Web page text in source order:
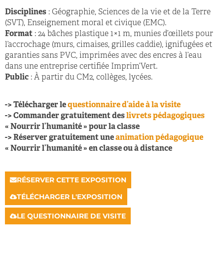
Disciplines : Géographie, Sciences de la vie et de la Terre
(SVT), Enseignement moral et civique (EMC).
Format : 24 bâches plastique 1×1 m, munies d’œillets pour
l’accrochage (murs, cimaises, grilles caddie), ignifugées et
garanties sans PVC, imprimées avec des encres à l’eau
dans une entreprise certifiée Imprim’Vert.
Public : À partir du CM2, collèges, lycées.
-> Télécharger lequestionnaire d’aide à la visite
-> Commander gratuitement deslivrets pédagogiques
« Nourrir l’humanité » pour la classe
-> Réserver gratuitement uneanimation pédagogique
« Nourrir l’humanité » en classe ou à distance
RÉSERVER CETTE EXPOSITION
TÉLÉCHARGER L'EXPOSITION
LE QUESTIONNAIRE DE VISITE